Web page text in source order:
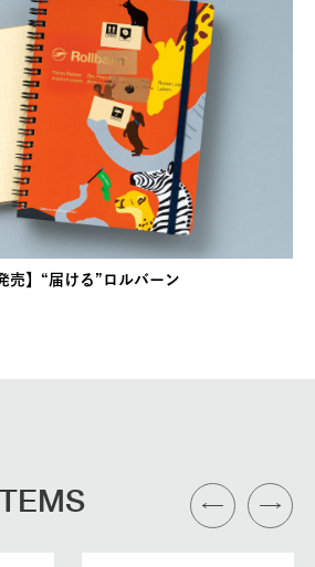
売】“届ける”ロルバーン